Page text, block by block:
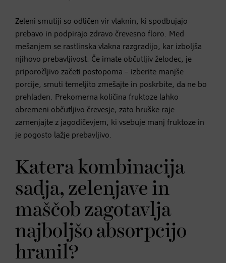
Zeleni smutiji so odličen vir vlaknin, ki spodbujajo
prebavo in podpirajo zdravo črevesno floro. Med
mešanjem se rastlinska vlakna razgradijo, kar izboljša
njihovo prebavljivost. Če imate občutljiv želodec, je
priporočljivo začeti postopoma – izberite manjše
porcije, smuti temeljito zmešajte in poskrbite, da ne bo
prehladen. Prekomerna količina fruktoze lahko
obremeni občutljivo črevesje, zato hruške raje
zamenjajte z jagodičevjem, ki vsebuje manj fruktoze in
je pogosto lažje prebavljivo.
Katera kombinacija
sadja, zelenjave in
maščob zagotavlja
najboljšo absorpcijo
hranil?